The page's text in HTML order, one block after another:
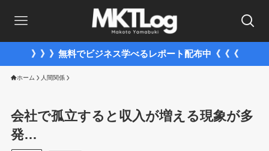
》》》無料でビジネス学べるレポート配布中《《《
ホーム 人間関係
会社で孤立すると収入が増える現象が多
発…